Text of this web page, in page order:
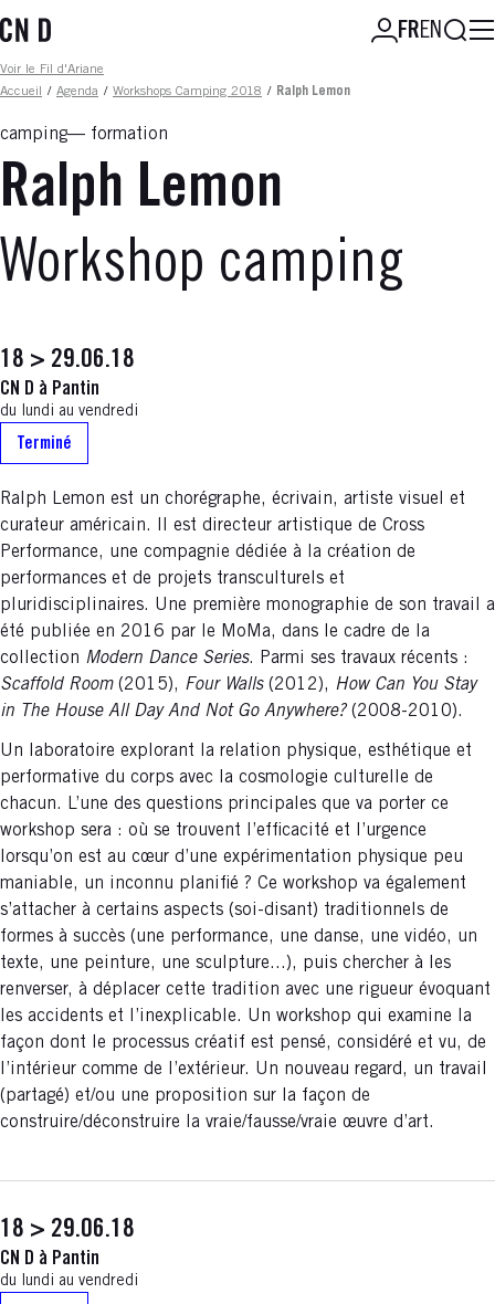
au
principal
FREN
Fil d'ariane
Voir le Fil d'Ariane
Accueil
/ Agenda / Workshops Camping 2018 / Ralph Lemon
camping formation
Ralph Lemon
Workshop camping
18 > 29.06.18
CN D à Pantin
du lundi au vendredi
Terminé
Ralph Lemon est un chorégraphe, écrivain, artiste visuel et
curateur américain. Il est directeur artistique de Cross
Performance, une compagnie dédiée à la création de
performances et de projets transculturels et
pluridisciplinaires. Une première monographie de son travail a
été publiée en 2016 par le MoMa, dans le cadre de la
collection Modern Dance Series. Parmi ses travaux récents :
Scaffold Room (2015), Four Walls (2012), How Can You Stay
in The House All Day And Not Go Anywhere? (2008-2010).
Un laboratoire explorant la relation physique, esthétique et
performative du corps avec la cosmologie culturelle de
chacun. L’une des questions principales que va porter ce
workshop sera : où se trouvent l’efficacité et l’urgence
lorsqu’on est au cœur d’une expérimentation physique peu
maniable, un inconnu planifié ? Ce workshop va également
s’attacher à certains aspects (soi-disant) traditionnels de
formes à succès (une performance, une danse, une vidéo, un
texte, une peinture, une sculpture...), puis chercher à les
renverser, à déplacer cette tradition avec une rigueur évoquant
les accidents et l’inexplicable. Un workshop qui examine la
façon dont le processus créatif est pensé, considéré et vu, de
l’intérieur comme de l’extérieur. Un nouveau regard, un travail
(partagé) et/ou une proposition sur la façon de
construire/déconstruire la vraie/fausse/vraie œuvre d’art.
18 > 29.06.18
CN D à Pantin
du lundi au vendredi